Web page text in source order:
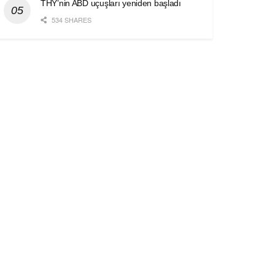
THY’nin ABD uçuşları yeniden başladı
534 SHARES